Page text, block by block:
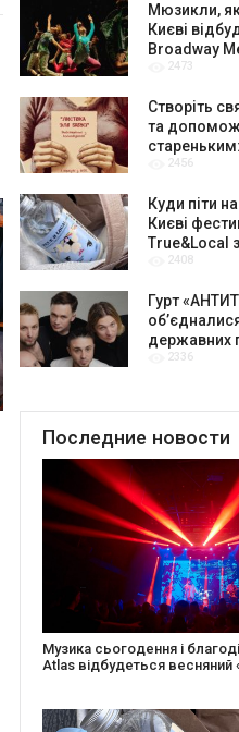
Мюзикли,
Києві
Broadway
виконанні
2473
Створіть
та
від БФ
2456
Куди піти
Києві
True&Local
крафтярів,
2408
Гурт
державних
для2336
Последние новости
Створіть святкову листівку
стареньким: майстер-клас